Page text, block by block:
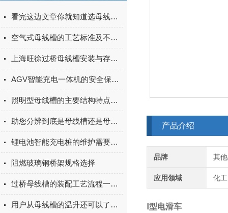
看完这边文章你就知道选母线槽好还是电缆好
空气式母线槽的工艺标准及不同部分的安装
上海旺徐过桥母线槽安装与存放的基本准则
AGV智能充电一体机的安全保护机制与故障诊断方法
照明型母线槽的主要结构特点和性能概述
助您分辨到底是母线槽还是母线桥？
锂电池智能充电桩的维护需要注意什么？
阻燃玻璃钢桥架规格选择
过桥母线槽的装配工艺流程一起来看看！
用户从母线槽的温升还可以了解到哪些问题？
产品介绍
品牌 其
应用领域 化
Ⅰ型电滑车